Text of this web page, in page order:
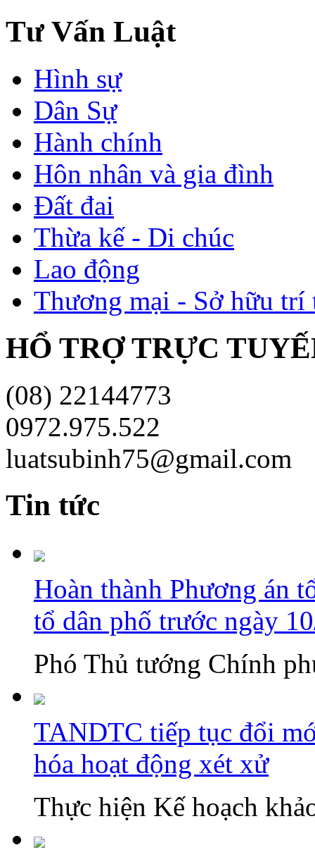
Tư Vấn Luật
Hình sự
Dân Sự
Hành chính
Hôn nhân và gia đình
Đất đai
Thừa kế - Di chúc
Lao động
Thương mại - Sở hữu trí
HỔ TRỢ TRỰC
(08) 22144773
0972.975.522
luatsubinh75@gmail.com
Tin tức
Hoàn thành Phương án
tổ dân phố trước ngày
Phó Thủ tướng Chính
TANDTC tiếp tục đổi
hóa hoạt động xét xử
Thực hiện Kế hoạch